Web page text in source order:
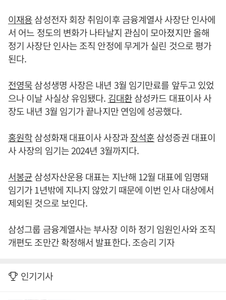
이재용삼성전자 회장 취임이후 금융계열사 사장단 인사에
서 어느 정도의 변화가 나타날지 관심이 모아졌지만 올해
정기 사장단 인사는 조직 안정에 무게가 실린 것으로 평가
된다.
전영묵삼성생명 사장은 내년 3월 임기만료를 앞두고 있었
으나 이날 사실상 유임됐다. 김대환삼성카드 대표이사 사
장도 내년 3월 임기가 끝나지만 연임에 성공했다.
홍원학삼성화재 대표이사 사장과장석훈삼성증권 대표이
사 사장의 임기는 2024년 3월까지다.
서봉균삼성자산운용 대표는 지난해 12월 대표에 임명돼
임기가 1년밖에 지나지 않았기 때문에 이번 인사 대상에서
제외된 것으로 보인다.
삼성그룹 금융계열사는 부사장 이하 정기 임원인사와 조직
개편도 조만간 확정해서 발표한다. 조승리 기자
인기기사